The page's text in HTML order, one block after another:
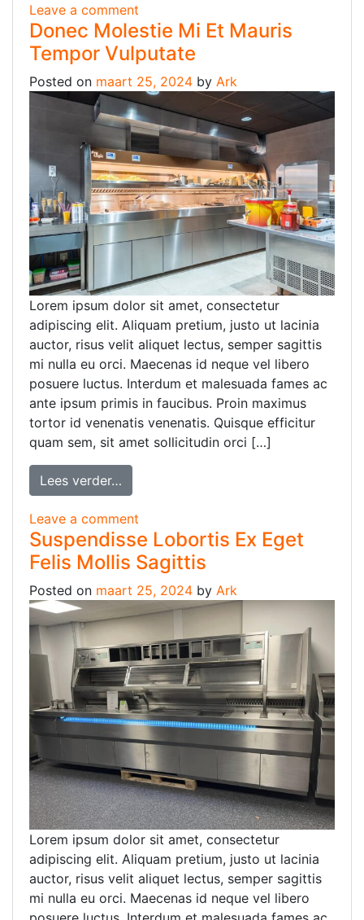
Leave a comment
Donec Molestie Mi Et Mauris
Tempor Vulputate
Posted on maart 25, 2024 by Ark
Lorem ipsum dolor sit amet, consectetur
adipiscing elit. Aliquam pretium, justo ut lacinia
auctor, risus velit aliquet lectus, semper sagittis
mi nulla eu orci. Maecenas id neque vel libero
posuere luctus. Interdum et malesuada fames ac
ante ipsum primis in faucibus. Proin maximus
tortor id venenatis venenatis. Quisque efficitur
quam sem, sit amet sollicitudin orci […]
Lees verder…
Leave a comment
Suspendisse Lobortis Ex Eget
Felis Mollis Sagittis
Posted on maart 25, 2024 by Ark
Lorem ipsum dolor sit amet, consectetur
adipiscing elit. Aliquam pretium, justo ut lacinia
auctor, risus velit aliquet lectus, semper sagittis
mi nulla eu orci. Maecenas id neque vel libero